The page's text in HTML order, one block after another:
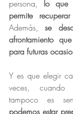
persona, lo que
permite
Además, se
afrontamiento
para futuras
Y es que elegir
veces, cuando
tampoco es
podemos estar